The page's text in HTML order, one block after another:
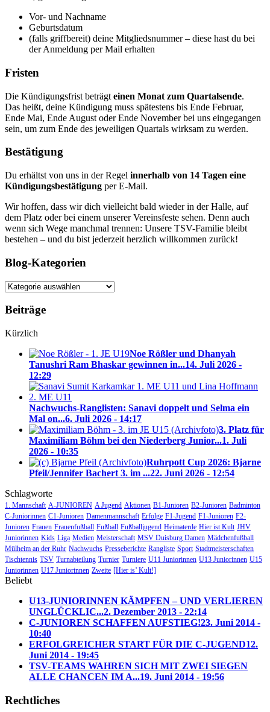
Vor- und Nachname
Geburtsdatum
(falls griffbereit) deine Mitgliedsnummer – diese hast du bei
der Anmeldung per Mail erhalten
Fristen
Die Kündigungsfrist beträgt einen Monat zum Quartalsende.
Das heißt, deine Kündigung muss spätestens bis Ende Februar,
Ende Mai, Ende August oder Ende November bei uns eingegangen
sein, um zum Ende des jeweiligen Quartals wirksam zu werden.
Bestätigung
Du erhältst von uns in der Regel innerhalb von 14 Tagen eine
Kündigungsbestätigung per E-Mail.
Wir hoffen, dass wir dich vielleicht bald wieder in der Halle, auf
dem Platz oder bei einem unserer Vereinsfeste sehen. Denn auch
wenn sich Wege manchmal trennen: Unsere TSV-Familie bleibt
bestehen – und du bist jederzeit herzlich willkommen zurück!
Blog-Kategorien
Blog-
Beiträge
Kürzlich
Noe Rößler und Dhanyah
Tanushri Ram Bhaskar gewinnen in...14. Juli 2026 -
12:29
Nachwuchs-Ranglisten: Sanavi doppelt und Selma ein
Mal on...6. Juli 2026 - 14:17
3. Platz für
Maximiliam Böhm bei den Niederberg Junior...1. Juli
2026 - 10:35
Ruhrpott Cup 2026: Bjarne
Pfeil/Jennifer Bachert 3. im ...22. Juni 2026 - 12:54
Schlagworte
1. Mannschaft A-JUNIOREN A Jugend Aktionen B1-Junioren B2-Junioren Badminton
C-Juniorinnen C1-Junioren Damenmannschaft Erfolge F1-Jugend F1-Junioren F2-
Junioren Frauen Frauenfußball Fußball Fußballjugend Heimaterde Hier ist Kult JHV
Juniorinnen Kids Liga Medien Meisterschaft MSV Duisburg Damen Mädchenfußball
Mülheim an der Ruhr Nachwuchs Presseberichte Rangliste Sport Stadtmeisterschaften
Tischtennis TSV Turnabteilung Turnier Turniere U11 Juniorinnen U13 Juniorinnen U15
Juniorinnen U17 Juniorinnen Zweite [Hier is’ Kult!]
Beliebt
U13-JUNIORINNEN KÄMPFEN – UND VERLIEREN
UNGLÜCKLIC...2. Dezember 2013 - 22:14
C-JUNIOREN SCHAFFEN AUFSTIEG!23. Juni 2014 -
10:40
ERFOLGREICHER START FÜR DIE C-JUGEND12.
Juni 2014 - 19:45
TSV-TEAMS WAHREN SICH MIT ZWEI SIEGEN
ALLE CHANCEN IM A...19. Juni 2014 - 19:56
Rechtliches